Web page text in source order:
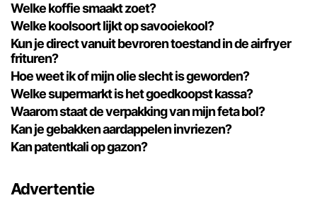
Welke koffie smaakt zoet?
Welke koolsoort lijkt op savooiekool?
Kun je direct vanuit bevroren toestand in de airfryer
frituren?
Hoe weet ik of mijn olie slecht is geworden?
Welke supermarkt is het goedkoopst kassa?
Waarom staat de verpakking van mijn feta bol?
Kan je gebakken aardappelen invriezen?
Kan patentkali op gazon?
Advertentie